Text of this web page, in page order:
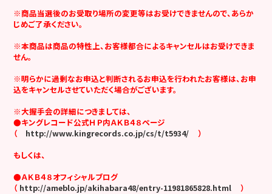
※商品当選後のお受取り場所の変更等はお受けできませんので、あらか
じめご了承ください。
※本商品は商品の特性上、お客様都合によるキャンセルはお受けできま
せん。
※明らかに過剰なお申込と判断されるお申込を行われたお客様は、お申
込をキャンセルさせていただく場合がございます。
※大握手会の詳細につきましては、
●キングレコード公式ＨＰ内ＡＫＢ４８ページ
（
http://www.kingrecords.co.jp/cs/t/t5934/
）
もしくは、
●ＡＫＢ４８オフィシャルブログ
（ http://ameblo.jp/akihabara48/entry-11981865828.html
）